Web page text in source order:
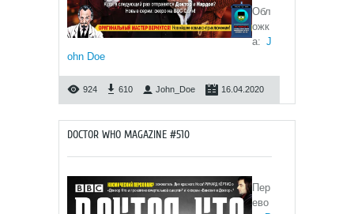
Обл
ожк
а: J
ohn Doe
924 610 John_Doe 16.04.2020
DOCTOR WHO MAGAZINE #510
Пер
ево